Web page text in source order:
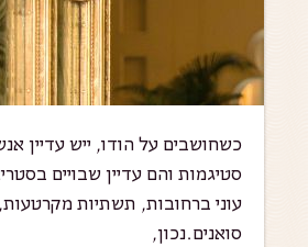
כשחושבים על הודו, ייש עדיין
סטיגמות והם עדיין שבויים
עוני ברחובות, תשתיות
סואנים.נכון,